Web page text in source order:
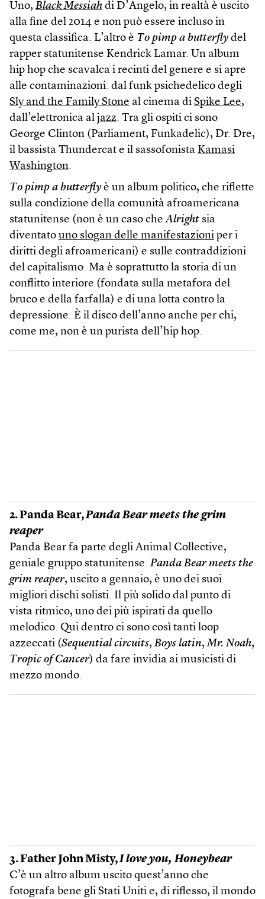
Uno, Black Messiah di D’Angelo, in realtà è uscito
alla fine del 2014 e non può essere incluso in
questa classifica. L’altro è To pimp a butterfly del
rapper statunitense Kendrick Lamar. Un album
hip hop che scavalca i recinti del genere e si apre
alle contaminazioni: dal funk psichedelico degli
Sly and the Family Stone al cinema di Spike Lee,
dall’elettronica al jazz. Tra gli ospiti ci sono
George Clinton (Parliament, Funkadelic), Dr. Dre,
il bassista Thundercat e il sassofonista Kamasi
Washington.
To pimp a butterfly è un album politico, che riflette
sulla condizione della comunità afroamericana
statunitense (non è un caso cheAlright sia
diventato uno slogan delle manifestazioni per i
diritti degli afroamericani) e sulle contraddizioni
del capitalismo. Ma è soprattutto la storia di un
conflitto interiore (fondata sulla metafora del
bruco e della farfalla) e di una lotta contro la
depressione. È il disco dell’anno anche per chi,
come me, non è un purista dell’hip hop.
2. Panda Bear,Panda Bear meets the grim
reaper
Panda Bear fa parte degli Animal Collective,
geniale gruppo statunitense. Panda Bear meets the
grim reaper, uscito a gennaio, è uno dei suoi
migliori dischi solisti. Il più solido dal punto di
vista ritmico, uno dei più ispirati da quello
melodico. Qui dentro ci sono così tanti loop
azzeccati (Sequential circuits, Boys latin,Mr. Noah,
Tropic of Cancer) da fare invidia ai musicisti di
mezzo mondo.
3. Father John Misty,I love you, Honeybear
C’è un altro album uscito quest’anno che
fotografa bene gli Stati Uniti e, di riflesso, il mondo